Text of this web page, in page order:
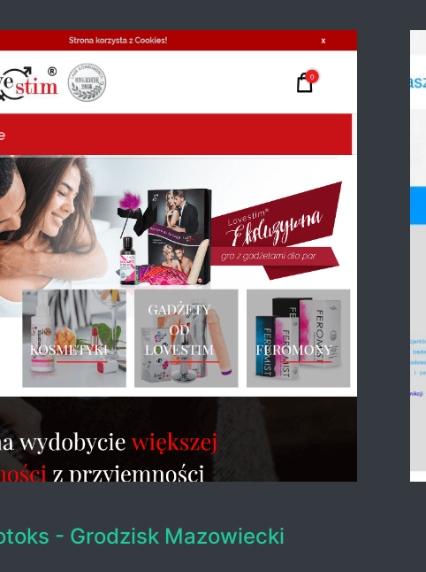
- Grodzisk Mazowiecki